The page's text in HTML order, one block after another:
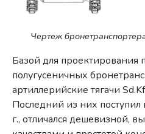
Чертеж
Базой для проектирования
полугусеничных
артиллерийские тягачи
Последний из них
г., отличался дешевизной,